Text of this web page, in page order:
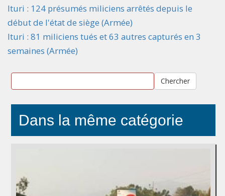
Ituri : 124 présumés miliciens arrêtés depuis le
début de l'état de siège (Armée)
Ituri : 81 miliciens tués et 63 autres capturés en 3
semaines (Armée)
Chercher
Dans la même catégorie